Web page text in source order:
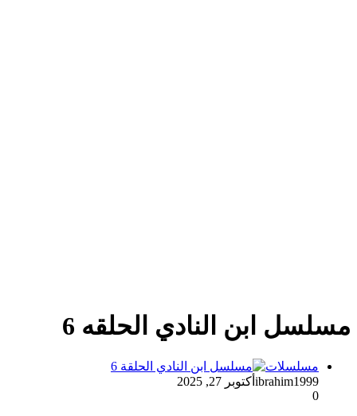
مسلسل ابن النادي الحلقه 6
مسلسلات
ibrahim1999 أكتوبر 27, 2025
0